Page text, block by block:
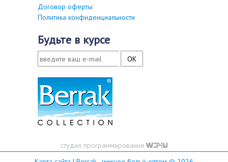
Договор оферты
Политика конфиденциальности
будьте в курсе
студия программирования